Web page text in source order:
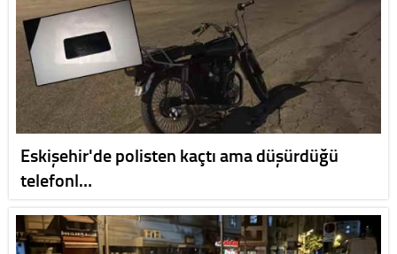
Eskişehir'de polisten kaçtı ama düşürdüğü
telefonl…